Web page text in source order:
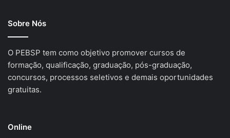
Sobre Nós
O PEBSP tem como objetivo promover cursos de
formação, qualificação, graduação, pós-graduação,
concursos, processos seletivos e demais oportunidades
gratuitas.
Online